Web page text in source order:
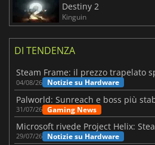
Destiny 2
Kinguin
DI TENDENZA
04/08/26 Notizie su Hardware
31/07/26 Gaming News
Microsoft rivede Project Helix:
29/07/26 Notizie su Hardware